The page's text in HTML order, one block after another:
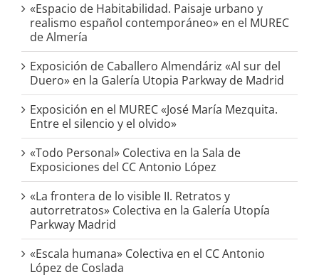
«Espacio de Habitabilidad. Paisaje urbano y
realismo español contemporáneo» en el MUREC
de Almería
Exposición de Caballero Almendáriz «Al sur del
Duero» en la Galería Utopia Parkway de Madrid
Exposición en el MUREC «José María Mezquita.
Entre el silencio y el olvido»
«Todo Personal» Colectiva en la Sala de
Exposiciones del CC Antonio López
«La frontera de lo visible II. Retratos y
autorretratos» Colectiva en la Galería Utopía
Parkway Madrid
«Escala humana» Colectiva en el CC Antonio
López de Coslada